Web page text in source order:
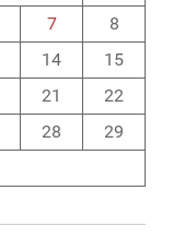
7
8
14
15
21
22
28
29